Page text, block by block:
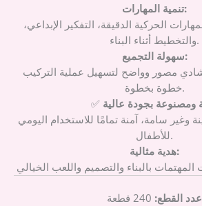
تنمية المهارات:
الحركية الدقيقة، التفكير الإبداعي،
والتخطيط أثناء البناء.
سهولة التجميع:
مصور وواضح لتسهيل عملية التركيب
خطوة بخطوة.
✅
وغير سامة، آمنة تمامًا للاستخدام اليومي
للأطفال.
هدية مثالية:
عدد القطع: